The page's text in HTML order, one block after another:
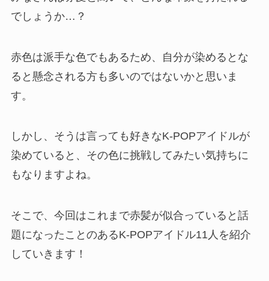
でしょうか…？
赤色は派手な色でもあるため、自分が染めるとな
ると懸念される方も多いのではないかと思いま
す。
しかし、そうは言っても好きなK-POPアイドルが
染めていると、その色に挑戦してみたい気持ちに
もなりますよね。
そこで、今回はこれまで赤髪が似合っていると話
題になったことのあるK-POPアイドル11人を紹介
していきます！